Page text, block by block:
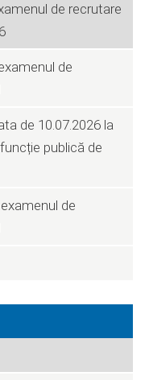
de recrutare
de
de 10.07.2026 la
publică de
de